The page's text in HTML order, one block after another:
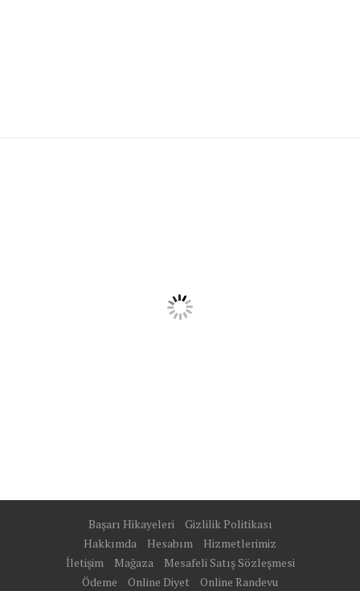
Başarı Hikayeleri
Gizlilik Politikası
Hakkımda
Hesabım
Hizmetlerimiz
İletişim
Mağaza
Mesafeli Satış Sözleşmesi
Ödeme
Online Diyet Online Randevu